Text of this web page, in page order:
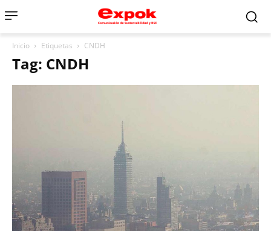
Inicio Etiquetas CNDH
Tag: CNDH